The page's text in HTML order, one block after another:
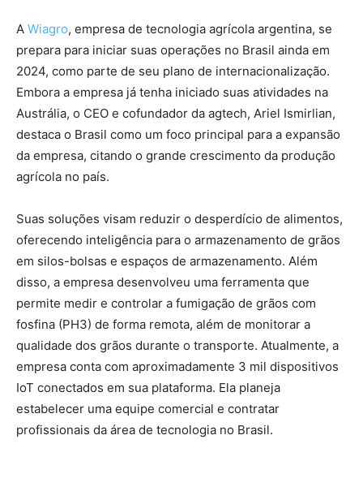
A Wiagro, empresa de tecnologia agrícola argentina, se
prepara para iniciar suas operações no Brasil ainda em
2024, como parte de seu plano de internacionalização.
Embora a empresa já tenha iniciado suas atividades na
Austrália, o CEO e cofundador da agtech, Ariel Ismirlian,
destaca o Brasil como um foco principal para a expansão
da empresa, citando o grande crescimento da produção
agrícola no país.
Suas soluções visam reduzir o desperdício de alimentos,
oferecendo inteligência para o armazenamento de grãos
em silos-bolsas e espaços de armazenamento. Além
disso, a empresa desenvolveu uma ferramenta que
permite medir e controlar a fumigação de grãos com
fosfina (PH3) de forma remota, além de monitorar a
qualidade dos grãos durante o transporte. Atualmente, a
empresa conta com aproximadamente 3 mil dispositivos
IoT conectados em sua plataforma. Ela planeja
estabelecer uma equipe comercial e contratar
profissionais da área de tecnologia no Brasil.